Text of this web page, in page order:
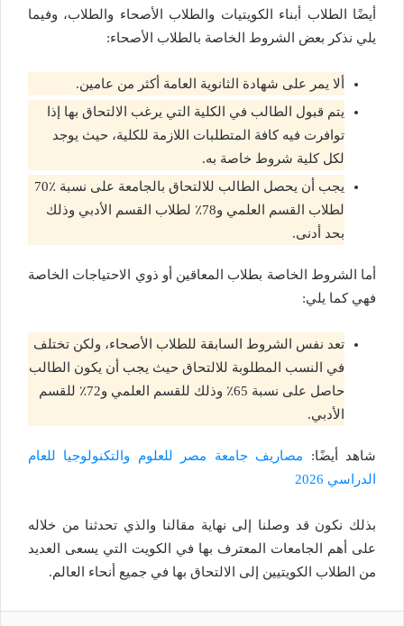
أيضًا الطلاب أبناء الكويتيات والطلاب الأصحاء والطلاب، وفيما
يلي نذكر بعض الشروط الخاصة بالطلاب الأصحاء:
ألا يمر على شهادة الثانوية العامة أكثر من عامين.
يتم قبول الطالب في الكلية التي يرغب الالتحاق بها إذا
توافرت فيه كافة المتطلبات اللازمة للكلية، حيث يوجد
لكل كلية شروط خاصة به.
يجب أن يحصل الطالب للالتحاق بالجامعة على نسبة ٪70
لطلاب القسم العلمي و78٪ لطلاب القسم الأدبي وذلك
بحد أدنى.
أما الشروط الخاصة بطلاب المعاقين أو ذوي الاحتياجات الخاصة
فهي كما يلي:
تعد نفس الشروط السابقة للطلاب الأصحاء، ولكن تختلف
في النسب المطلوبة للالتحاق حيث يجب أن يكون الطالب
حاصل على نسبة 65٪ وذلك للقسم العلمي و72٪ للقسم
الأدبي.
شاهد أيضًا: مصاريف جامعة مصر للعلوم والتكنولوجيا للعام
الدراسي 2026
بذلك نكون قد وصلنا إلى نهاية مقالنا والذي تحدثنا من خلاله
على أهم الجامعات المعترف بها في الكويت التي يسعى العديد
من الطلاب الكويتيين إلى الالتحاق بها في جميع أنحاء العالم.